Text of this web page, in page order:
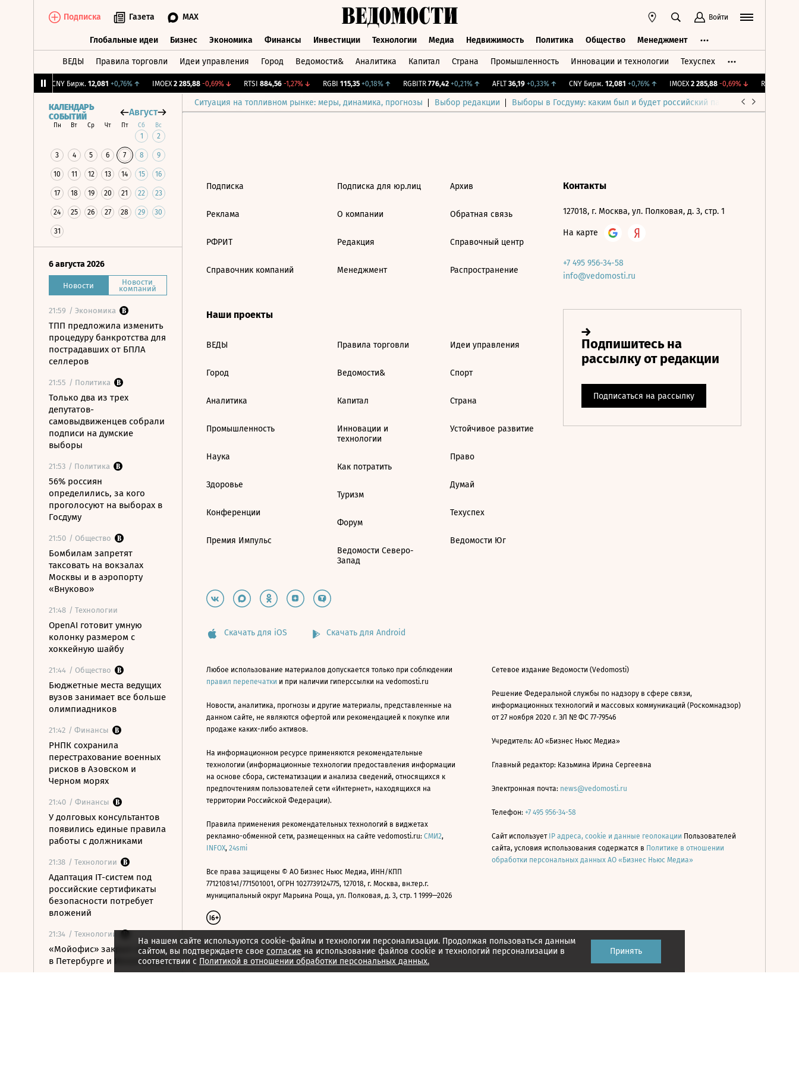
Подписка Газета MAX Войти
Глобальные идеи Бизнес Экономика Финансы Инвестиции Технологии Медиа Недвижимость Политика Общество Менеджмент
ВЕДЫ Правила торговли Идеи управления Город Ведомости& Аналитика Капитал Страна Промышленность Инновации и технологии Техуспех
CNY Бирж. 12,081 +0,76%↑ IMOEX 2 285,88 -0,69%↓ RTSI 884,56 -1,27%↓ RGBI 115,35 +0,18%↑ RGBITR 776,42 +0,21%↑ AFLT 36,19 +0,33%↑ CNY Бирж. 12,081 +0,76%↑ IMOEX 2 285,88 -0,69%↓ RTSI
Ситуация на топливном рынке: меры, динамика, прогнозы Выбор редакции Выборы в Госдуму: каким был и будет российский парламент
КАЛЕНДАРЬ
СОБЫТИЙ
Август
Пн Вт Ср Чт Пт Сб Вс
1 2
3 4 5 6 7 8 9
10 11 12 13 14 15 16
17 18 19 20 21 22 23
24 25 26 27 28 29 30
31
6 августа 2026
Новости Новости
компаний
21:59 / Экономика
ТПП предложила изменить
процедуру банкротства для
пострадавших от БПЛА
селлеров
21:55 / Политика
Только два из трех
депутатов-
самовыдвиженцев собрали
подписи на думские
выборы
21:53 / Политика
56% россиян
определились, за кого
проголосуют на выборах в
Госдуму
21:50 / Общество
Бомбилам запретят
таксовать на вокзалах
Москвы и в аэропорту
«Внуково»
21:48 / Технологии
OpenAI готовит умную
колонку размером с
хоккейную шайбу
21:44 / Общество
Бюджетные места ведущих
вузов занимает все больше
олимпиадников
21:42 / Финансы
РНПК сохранила
перестрахование военных
рисков в Азовском и
Черном морях
21:40 / Финансы
У долговых консультантов
появились единые правила
работы с должниками
21:38 / Технологии
Адаптация IT-систем под
российские сертификаты
безопасности потребует
вложений
21:34 / Технологии
«Мойофис» закрыл офисы
в Петербурге и Иннополисе
На нашем сайте используются cookie-файлы и технологии персонализации. Продолжая пользоваться данным
сайтом, вы подтверждаете свое согласие на использование файлов cookie и технологий персонализации в
соответствии с Политикой в отношении обработки персональных данных.
Принять
Подписка
Реклама
РФРИТ
Справочник компаний
Подписка для юр.лиц
О компании
Редакция
Менеджмент
Архив
Обратная связь
Справочный центр
Распространение
Наши проекты
ВЕДЫ
Город
Аналитика
Промышленность
Наука
Здоровье
Конференции
Премия Импульс
Правила торговли
Ведомости&
Капитал
Инновации и
технологии
Как потратить
Туризм
Форум
Ведомости Северо-
Запад
Идеи управления
Спорт
Страна
Устойчивое развитие
Право
Думай
Техуспех
Ведомости Юг
Контакты
127018, г. Москва, ул. Полковая, д. 3, стр. 1
На карте
+7 495 956-34-58
info@vedomosti.ru
Скачать для iOS Скачать для Android
Любое использование материалов допускается только при соблюдении
правил перепечатки и при наличии гиперссылки на vedomosti.ru
Новости, аналитика, прогнозы и другие материалы, представленные на
данном сайте, не являются офертой или рекомендацией к покупке или
продаже каких-либо активов.
На информационном ресурсе применяются рекомендательные
технологии (информационные технологии предоставления информации
на основе сбора, систематизации и анализа сведений, относящихся к
предпочтениям пользователей сети «Интернет», находящихся на
территории Российской Федерации).
Правила применения рекомендательных технологий в виджетах
рекламно-обменной сети, размещенных на сайте vedomosti.ru: СМИ2,
INFOX, 24smi
Все права защищены © АО Бизнес Ньюс Медиа, ИНН/КПП
7712108141/771501001, ОГРН 1027739124775, 127018, г. Москва, вн.тер.г.
муниципальный округ Марьина Роща, ул. Полковая, д. 3, стр. 1 1999—2026
Сетевое издание Ведомости (Vedomosti)
Решение Федеральной службы по надзору в сфере связи,
информационных технологий и массовых коммуникаций (Роскомнадзор)
от 27 ноября 2020 г. ЭЛ № ФС 77-79546
Учредитель: АО «Бизнес Ньюс Медиа»
Главный редактор: Казьмина Ирина Сергеевна
Электронная почта: news@vedomosti.ru
Телефон: +7 495 956-34-58
Сайт использует IP адреса, cookie и данные геолокации Пользователей
сайта, условия использования содержатся в Политике в отношении
обработки персональных данных АО «Бизнес Ньюс Медиа»